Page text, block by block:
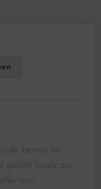
bereits im
gehört heute zur
von